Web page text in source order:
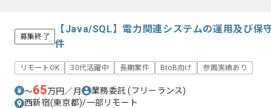
募集終了
【Java/SQL】電力関連システムの運用及び保
件
リモートOK 30代活躍中 長期案件 BtoB向け 参画実績あり
〜65万円／月 業務委託(フリーランス)
西新宿(東京都)/一部リモート